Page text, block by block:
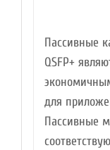
Пассивные
QSFP+
для
Пассивные